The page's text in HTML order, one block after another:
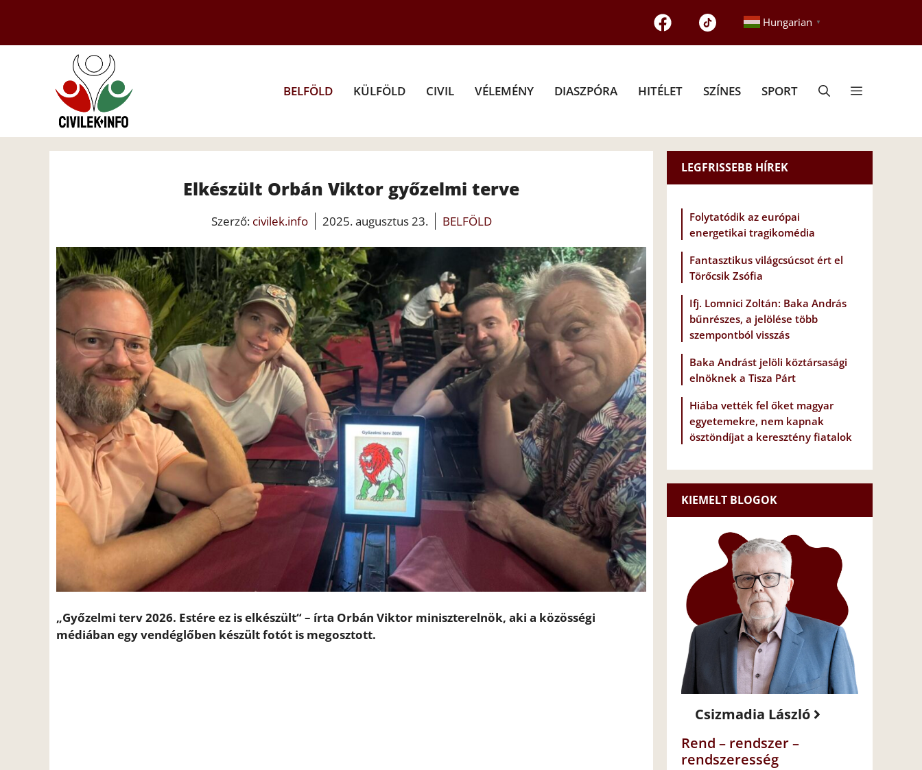
tartalomba
Hungarian ▼
BELFÖLD KÜLFÖLD CIVIL VÉLEMÉNY DIASZPÓRA HITÉLET SZÍNES SPORT
Elkészült Orbán Viktor győzelmi terve
Szerző: civilek.info 2025. augusztus 23. BELFÖLD
„Győzelmi terv 2026. Estére ez is elkészült“ – írta Orbán Viktor miniszterelnök, aki a közösségi
médiában egy vendéglőben készült fotót is megosztott.
LEGFRISSEBB HÍREK
Folytatódik az európai
energetikai tragikomédia
Fantasztikus világcsúcsot ért el
Törőcsik Zsófia
Ifj. Lomnici Zoltán: Baka András
bűnrészes, a jelölése több
szempontból visszás
Baka Andrást jelöli köztársasági
elnöknek a Tisza Párt
Hiába vették fel őket magyar
egyetemekre, nem kapnak
ösztöndíjat a keresztény fiatalok
KIEMELT BLOGOK
Csizmadia László
Rend – rendszer –
rendszeresség